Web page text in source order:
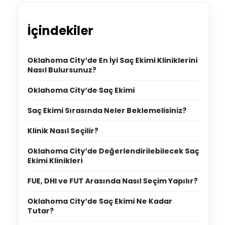
İçindekiler
Oklahoma City’de En İyi Saç Ekimi Kliniklerini
Nasıl Bulursunuz?
Oklahoma City’de Saç Ekimi
Saç Ekimi Sırasında Neler Beklemelisiniz?
Klinik Nasıl Seçilir?
Oklahoma City’de Değerlendirilebilecek Saç
Ekimi Klinikleri
FUE, DHI ve FUT Arasında Nasıl Seçim Yapılır?
Oklahoma City’de Saç Ekimi Ne Kadar
Tutar?